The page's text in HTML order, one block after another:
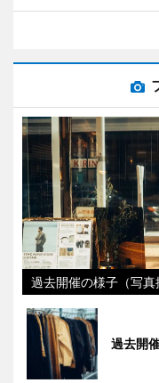
過去開催の様子（写真
過去開